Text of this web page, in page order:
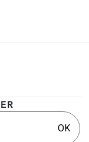
OK